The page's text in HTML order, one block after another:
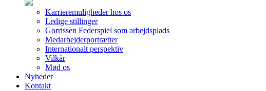
Karrieremuligheder hos os
Ledige stillinger
Gorrissen Federspiel som arbejdsplads
Medarbejderportrætter
Internationalt perspektiv
Vilkår
Mød os
Nyheder
Kontakt